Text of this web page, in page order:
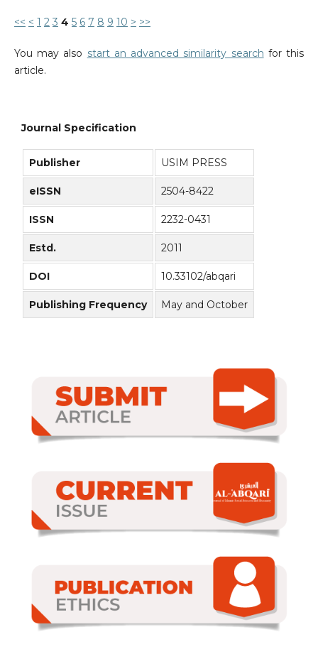
<< < 1 2 3 4 5 6 7 8 9 10 > >>
You may also start an advanced similarity search for this
article.
Journal Specification
Publisher USIM PRESS
eISSN 2504-8422
ISSN 2232-0431
Estd. 2011
DOI 10.33102/abqari
Publishing Frequency May and October